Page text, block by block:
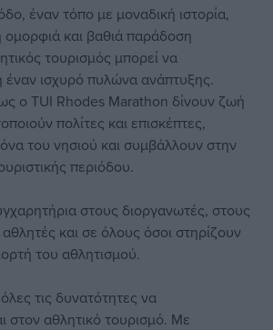
έναν τόπο με μοναδική ιστορία,
ομορφιά και βαθιά παράδοση
τουρισμός μπορεί να
έναν ισχυρό πυλώνα ανάπτυξης.
ο TUI Rhodes Marathon δίνουν ζωή
πολίτες και επισκέπτες,
του νησιού και συμβάλλουν στην
περιόδου.
στους διοργανωτές, στους
και σε όλους όσοι στηρίζουν
του αθλητισμού.
τις δυνατότητες να
στον αθλητικό τουρισμό. Με